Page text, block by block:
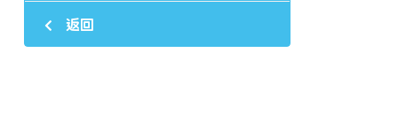
返回